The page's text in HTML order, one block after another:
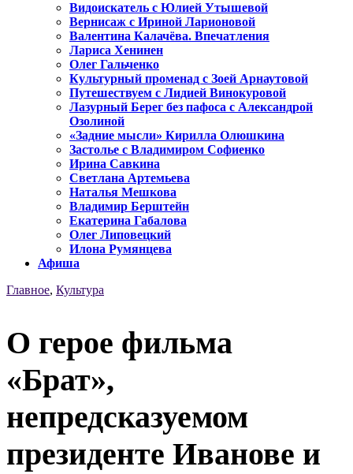
Видоискатель с Юлией Утышевой
Вернисаж с Ириной Ларионовой
Валентина Калачёва. Впечатления
Лариса Хенинен
Олег Гальченко
Культурный променад с Зоей Арнаутовой
Путешествуем с Лидией Винокуровой
Лазурный Берег без пафоса с Александрой
Озолиной
«Задние мысли» Кирилла Олюшкина
Застолье с Владимиром Софиенко
Ирина Савкина
Светлана Артемьева
Наталья Мешкова
Владимир Берштейн
Екатерина Габалова
Олег Липовецкий
Илона Румянцева
Афиша
Главное, Культура
О герое фильма
«Брат»,
непредсказуемом
президенте Иванове и